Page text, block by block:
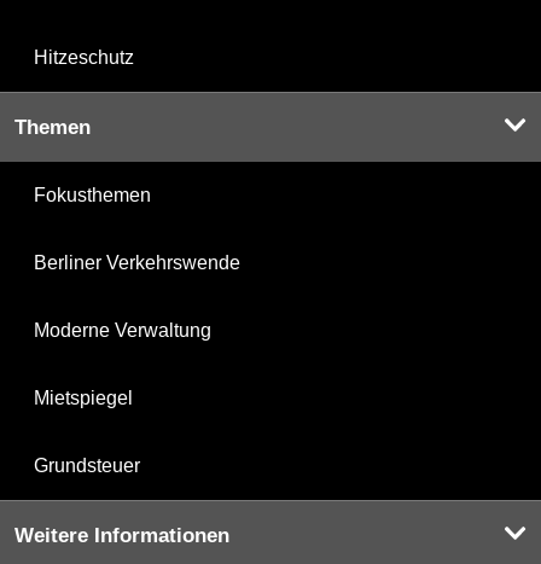
Hitzeschutz
Themen
Fokusthemen
Berliner Verkehrswende
Moderne Verwaltung
Mietspiegel
Grundsteuer
Weitere Informationen